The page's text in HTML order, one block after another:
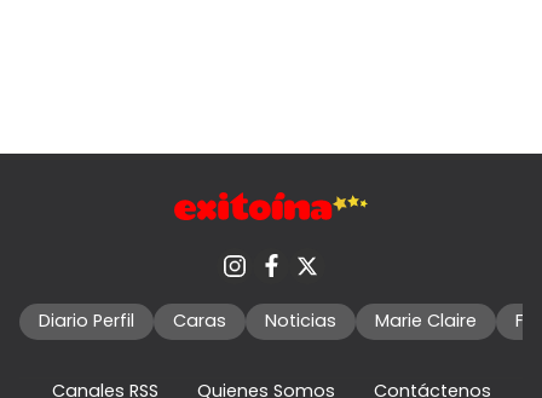
Diario Perfil Caras Noticias Marie Claire
Canales RSS Quienes Somos Contáctenos